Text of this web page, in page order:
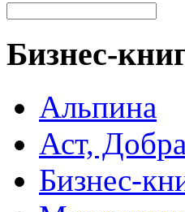
Бизнес-
Альпина
Аст,
Бизнес-